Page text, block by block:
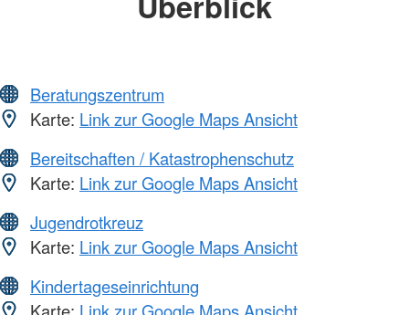
Beratungszentrum
Karte: Link zur Google Maps Ansicht
Bereitschaften / Katastrophenschutz
Karte: Link zur Google Maps Ansicht
Jugendrotkreuz
Karte: Link zur Google Maps Ansicht
Kindertageseinrichtung